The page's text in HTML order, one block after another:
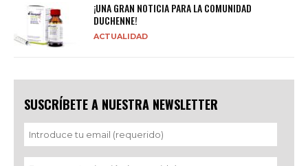
¡UNA GRAN NOTICIA PARA LA COMUNIDAD
DUCHENNE!
ACTUALIDAD
SUSCRÍBETE A NUESTRA NEWSLETTER